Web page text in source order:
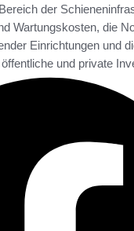
der
Wartungskosten, die
Einrichtungen und
und private